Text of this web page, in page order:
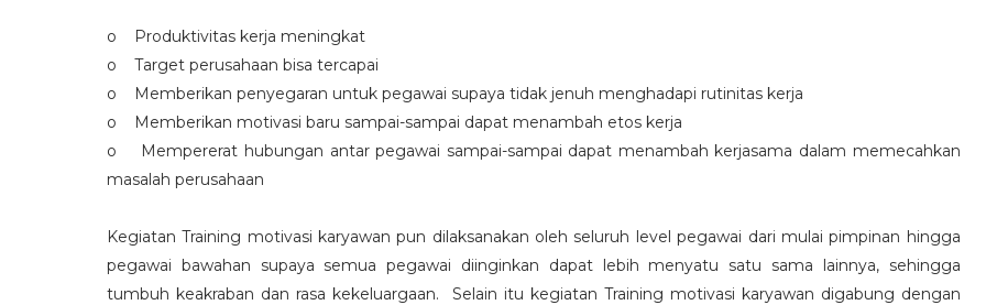
o Produktivitas kerja meningkat
o Target perusahaan bisa tercapai
o Memberikan penyegaran untuk pegawai supaya tidak jenuh menghadapi rutinitas kerja
o Memberikan motivasi baru sampai-sampai dapat menambah etos kerja
o Mempererat hubungan antar pegawai sampai-sampai dapat menambah kerjasama dalam memecahkan
masalah perusahaan
Kegiatan Training motivasi karyawan pun dilaksanakan oleh seluruh level pegawai dari mulai pimpinan hingga
pegawai bawahan supaya semua pegawai diinginkan dapat lebih menyatu satu sama lainnya, sehingga
tumbuh keakraban dan rasa kekeluargaan. Selain itu kegiatan Training motivasi karyawan digabung dengan